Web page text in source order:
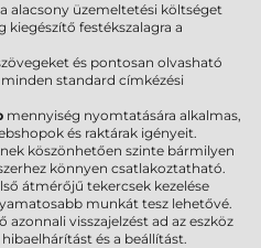
alacsony üzemeltetési költséget
kiegészítő festékszalagra a
és pontosan olvasható
standard címkézési
mennyiség nyomtatására alkalmas,
és raktárak igényeit.
köszönhetően szinte bármilyen
könnyen csatlakoztatható.
átmérőjű tekercsek kezelése
munkát tesz lehetővé.
azonnali visszajelzést ad az eszköz
és a beállítást.